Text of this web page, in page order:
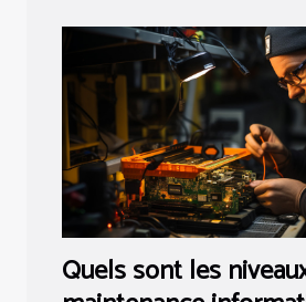
Quels sont les